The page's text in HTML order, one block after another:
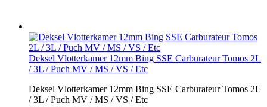
Deksel Vlotterkamer 12mm Bing SSE Carburateur Tomos 2L
/ 3L / Puch MV / MS / VS / Etc
Deksel Vlotterkamer 12mm Bing SSE Carburateur Tomos 2L
/ 3L / Puch MV / MS / VS / Etc